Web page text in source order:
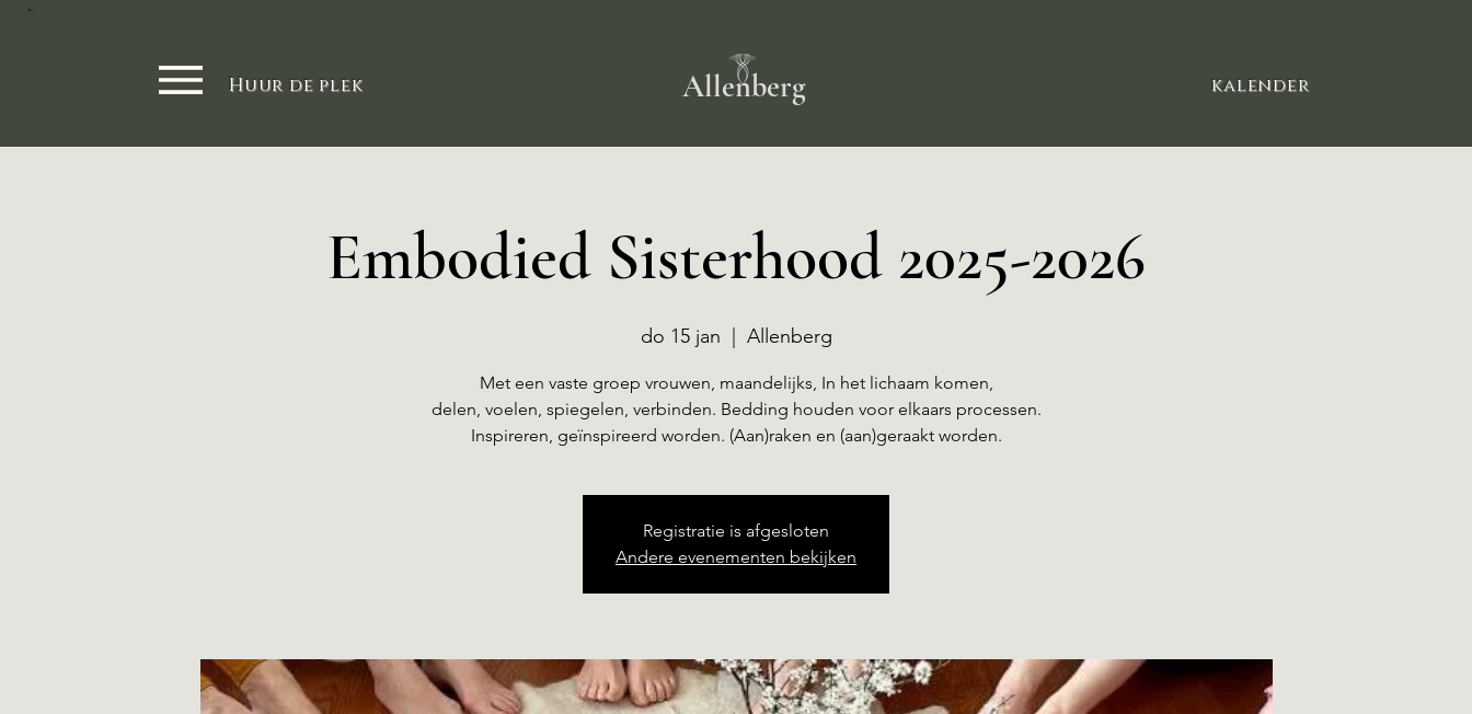
Huur de plek Allenberg kalender​
Embodied Sisterhood 2025-2026
do 15 jan Allenberg
Met een vaste groep vrouwen, maandelijks, In het lichaam komen,
delen, voelen, spiegelen, verbinden. Bedding houden voor elkaars processen.
Inspireren, geïnspireerd worden. (Aan)raken en (aan)geraakt worden.
Registratie is afgesloten
Andere evenementen bekijken